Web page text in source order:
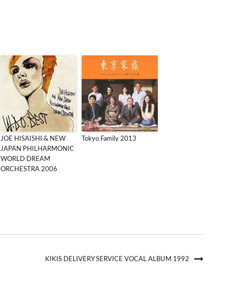
JOE HISAISHI & NEW
JAPAN PHILHARMONIC
WORLD DREAM
ORCHESTRA 2006
Tokyo Family 2013
KIKIS DELIVERY SERVICE VOCAL ALBUM 1992